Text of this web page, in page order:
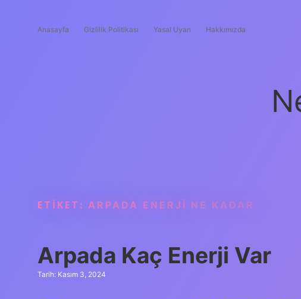
Anasayfa Gizlilik Politikası Yasal Uyarı Hakkımızda
ETIKET: ARPADA ENERJI NE KADAR
Arpada Kaç Enerji Var
Tarih: Kasım 3, 2024